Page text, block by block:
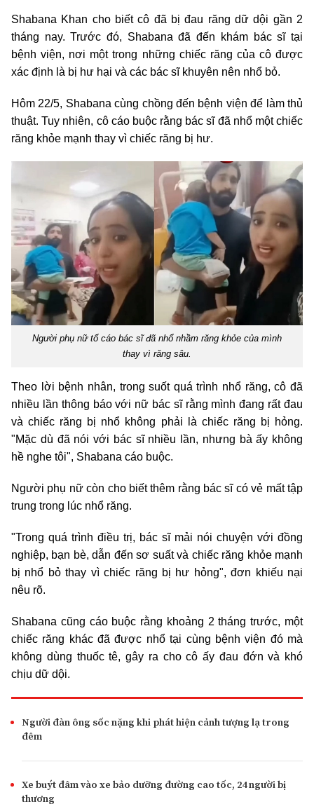
Shabana Khan cho biết cô đã bị đau răng dữ dội gần 2
tháng nay. Trước đó, Shabana đã đến khám bác sĩ tại
bệnh viện, nơi một trong những chiếc răng của cô được
xác định là bị hư hại và các bác sĩ khuyên nên nhổ bỏ.
Hôm 22/5, Shabana cùng chồng đến bệnh viện để làm thủ
thuật. Tuy nhiên, cô cáo buộc rằng bác sĩ đã nhổ một chiếc
răng khỏe mạnh thay vì chiếc răng bị hư.
Người phụ nữ tố cáo bác sĩ đã nhổ nhầm răng khỏe của mình
thay vì răng sâu.
Theo lời bệnh nhân, trong suốt quá trình nhổ răng, cô đã
nhiều lần thông báo với nữ bác sĩ rằng mình đang rất đau
và chiếc răng bị nhổ không phải là chiếc răng bị hỏng.
"Mặc dù đã nói với bác sĩ nhiều lần, nhưng bà ấy không
hề nghe tôi", Shabana cáo buộc.
Người phụ nữ còn cho biết thêm rằng bác sĩ có vẻ mất tập
trung trong lúc nhổ răng.
"Trong quá trình điều trị, bác sĩ mải nói chuyện với đồng
nghiệp, bạn bè, dẫn đến sơ suất và chiếc răng khỏe mạnh
bị nhổ bỏ thay vì chiếc răng bị hư hỏng", đơn khiếu nại
nêu rõ.
Shabana cũng cáo buộc rằng khoảng 2 tháng trước, một
chiếc răng khác đã được nhổ tại cùng bệnh viện đó mà
không dùng thuốc tê, gây ra cho cô ấy đau đớn và khó
chịu dữ dội.
Người đàn ông sốc nặng khi phát hiện cảnh tượng lạ trong
đêm
Xe buýt đâm vào xe bảo dưỡng đường cao tốc, 24 người bị
thương